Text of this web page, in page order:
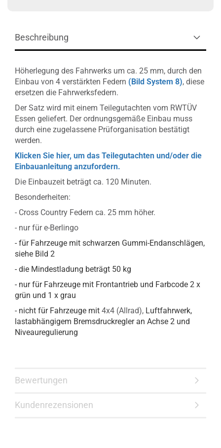
Beschreibung
Höherlegung des Fahrwerks um ca. 25 mm, durch den
Einbau von 4 verstärkten Federn (Bild System 8), diese
ersetzen die Fahrwerksfedern.
Der Satz wird mit einem Teilegutachten vom RWTÜV
Essen geliefert. Der ordnungsgemäße Einbau muss
durch eine zugelassene Prüforganisation bestätigt
werden.
Klicken Sie hier, um das Teilegutachten und/oder die
Einbauanleitung anzufordern.
Die Einbauzeit beträgt ca. 120 Minuten.
Besonderheiten:
- Cross Country Federn ca. 25 mm höher.
- nur für e-Berlingo
- für Fahrzeuge mit schwarzen Gummi-Endanschlägen,
siehe Bild 2
- die Mindestladung beträgt 50 kg
- nur für Fahrzeuge mit Frontantrieb und Farbcode 2 x
grün und 1 x grau
- nicht für Fahrzeuge mit 4x4 (Allrad), Luftfahrwerk,
lastabhängigem Bremsdruckregler an Achse 2 und
Niveauregulierung
Bewertungen
Kundenrezensionen